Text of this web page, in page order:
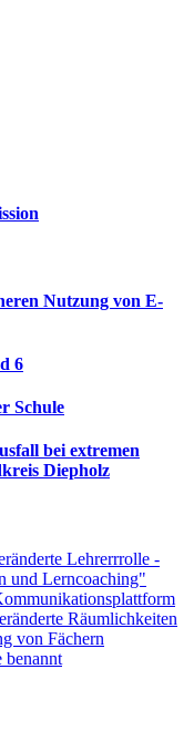
Nutzung von E-
6
Schule
bei extremen
Diepholz
Lehrerrrolle -
und Lerncoaching"
Räumlichkeiten
von Fächern
benannt